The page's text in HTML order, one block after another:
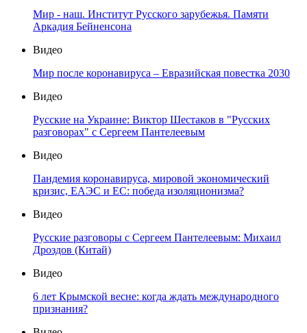
Мир - наш. Институт Русского зарубежья. Памяти
Аркадия Бейненсона
Видео
Мир после коронавируса – Евразийская повестка 2030
Видео
Русские на Украине: Виктор Шестаков в "Русских
разговорах" с Сергеем Пантелеевым
Видео
Пандемия коронавируса, мировой экономический
кризис, ЕАЭС и ЕС: победа изоляционизма?
Видео
Русские разговоры с Сергеем Пантелеевым: Михаил
Дроздов (Китай)
Видео
6 лет Крымской весне: когда ждать международного
признания?